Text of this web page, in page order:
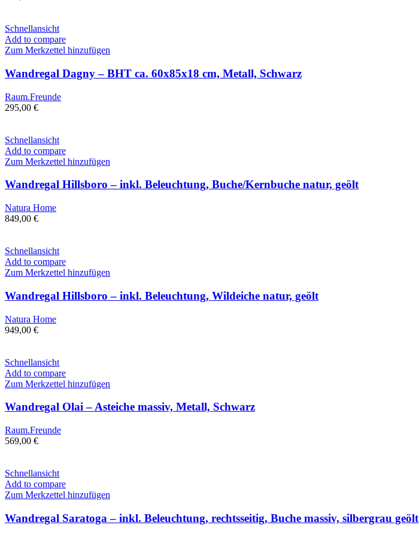
Schnellansicht
Add to compare
Zum Merkzettel hinzufügen
Wandregal Dagny – BHT ca. 60x85x18 cm, Metall, Schwarz
Raum.Freunde
295,00 €
Schnellansicht
Add to compare
Zum Merkzettel hinzufügen
Wandregal Hillsboro – inkl. Beleuchtung, Buche/Kernbuche natur, geölt
Natura Home
849,00 €
Schnellansicht
Add to compare
Zum Merkzettel hinzufügen
Wandregal Hillsboro – inkl. Beleuchtung, Wildeiche natur, geölt
Natura Home
949,00 €
Schnellansicht
Add to compare
Zum Merkzettel hinzufügen
Wandregal Olai – Asteiche massiv, Metall, Schwarz
Raum.Freunde
569,00 €
Schnellansicht
Add to compare
Zum Merkzettel hinzufügen
Wandregal Saratoga – inkl. Beleuchtung, rechtsseitig, Buche massiv, silbergrau geölt